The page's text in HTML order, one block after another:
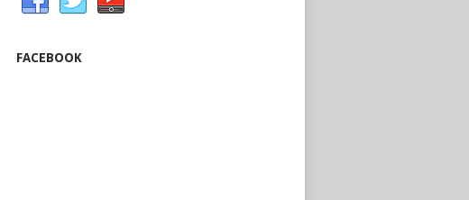
FACEBOOK